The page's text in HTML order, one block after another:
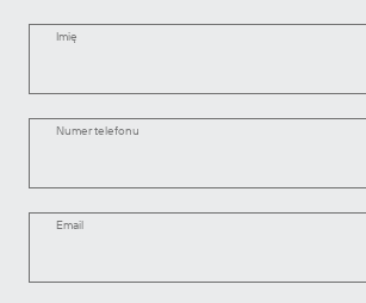
Imię
Numer telefonu
Email